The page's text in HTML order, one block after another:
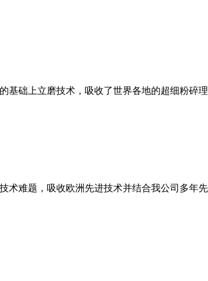
基础上立磨技术，吸收了世界各地的超细粉碎
术难题，吸收欧洲先进技术并结合我公司多年